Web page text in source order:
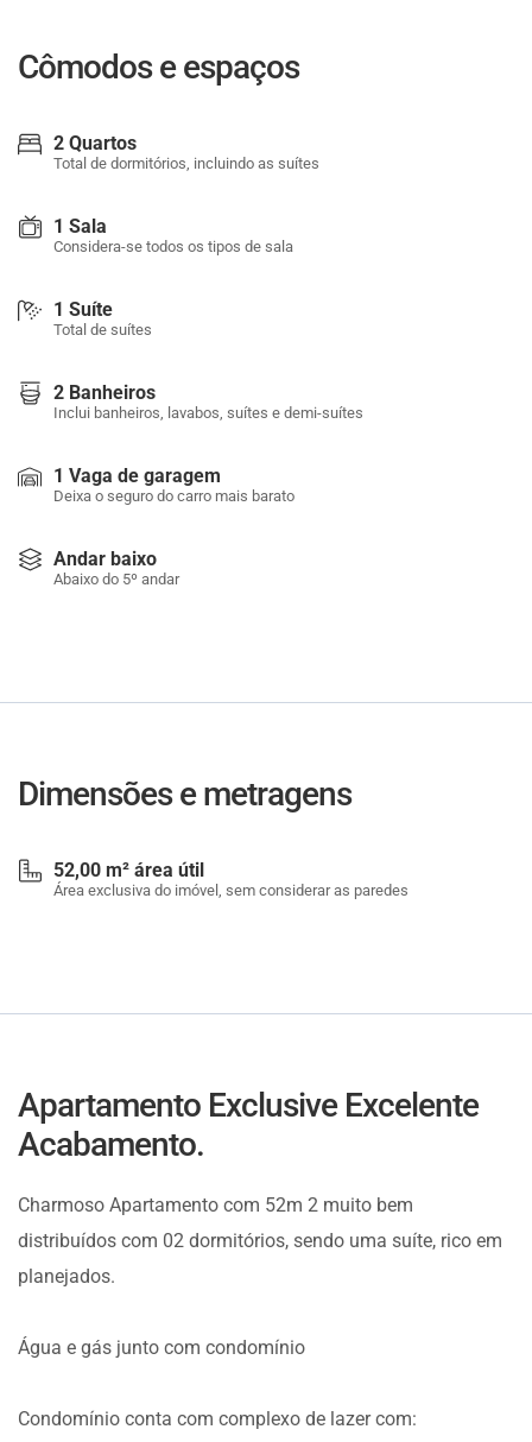
Cômodos e espaços
2 Quartos
Total de dormitórios, incluindo as suítes
1 Sala
Considera-se todos os tipos de sala
1 Suíte
Total de suítes
2 Banheiros
Inclui banheiros, lavabos, suítes e demi-suítes
1 Vaga de garagem
Deixa o seguro do carro mais barato
Andar baixo
Abaixo do 5º andar
Dimensões e metragens
52,00 m² área útil
Área exclusiva do imóvel, sem considerar as paredes
Apartamento Exclusive Excelente
Acabamento.
Charmoso Apartamento com 52m 2 muito bem
distribuídos com 02 dormitórios, sendo uma suíte, rico em
planejados.
Água e gás junto com condomínio
Condomínio conta com complexo de lazer com: